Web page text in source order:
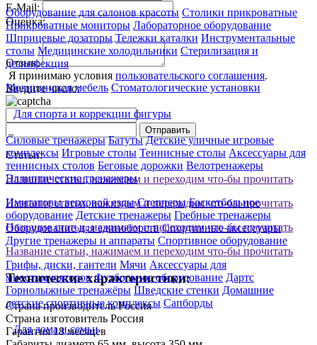
Оборудование для салонов красоты Столики прикроватные
Прикроватные мониторы Лабораторное оборудование
Шприцевые дозаторы Тележки каталки Инструментальные
столы Медицинские холодильники Стерилизация и
дезинфекция
Медицинская мебель Стоматологические установки
Для спорта и коррекции фигуры
Силовые тренажеры Батуты Детские уличные игровые
комплексы Игровые столы Теннисные столы Аксессуары для
теннисных столов Беговые дорожки Велотренажеры
Эллиптические тренажеры
Имитаторы верховой езды Степперы Баскетбольное
оборудование Детские тренажеры Гребные тренажеры
Оборудование для единоборств Спортивные аксессуары
Другие тренажеры и аппараты Спортивное оборудование
Грифы, диски, гантели Мячи Аксессуары для
миостимуляторов Футбольное оборудование Дартс
Горнолыжные тренажёры Шведские стенки Домашние
детские спортивные комплексы Сапборды
Для дома и семьи
E-Mail:
Оценка:
Отзыв:
Я принимаю условия пользовательского соглашения.
Введите число:
Отправить
Статьи:
Название статьи, нажимаем и переходим что-бы прочитать
Название статьи, нажимаем и переходим что-бы прочитать
Название статьи, нажимаем и переходим что-бы прочитать
Название статьи, нажимаем и переходим что-бы прочитать
Технические характеристики:
Страна производитель Россия
Страна изготовитель Россия
Гарантия 18 месяцев